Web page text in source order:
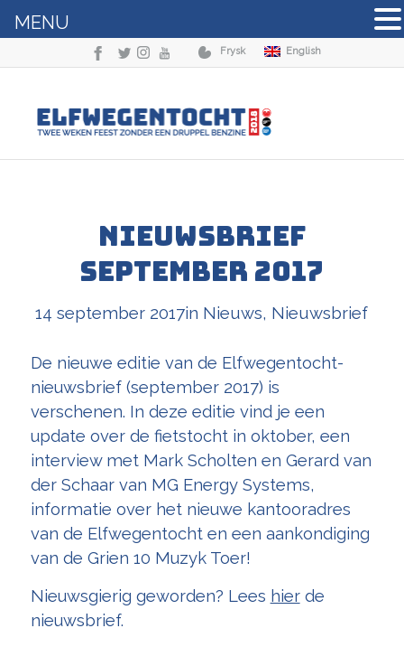
Frysk English
Nieuwsbrief
september 2017
14 september 2017in Nieuws, Nieuwsbrief
De nieuwe editie van de Elfwegentocht-
nieuwsbrief (september 2017) is
verschenen. In deze editie vind je een
update over de fietstocht in oktober, een
interview met Mark Scholten en Gerard van
der Schaar van MG Energy Systems,
informatie over het nieuwe kantooradres
van de Elfwegentocht en een aankondiging
van de Grien 10 Muzyk Toer!
Nieuwsgierig geworden? Lees hierde
nieuwsbrief.
MENU